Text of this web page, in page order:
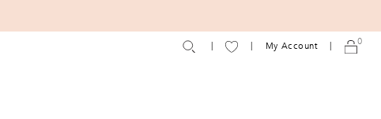
My Account 0